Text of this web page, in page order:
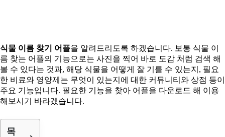
식물 이름 찾기 어플을 알려드리도록 하겠습니다. 보통 식물 이
름 찾는 어플의 기능으로는 사진을 찍어 바로 도감 처럼 검색 해
볼 수 있다는 것과, 해당 식물을 어떻게 잘 기를 수 있는지, 필요
한 비료와 영양제는 무엇이 있는지에 대한 커뮤니티와 상점 등이
주요 기능입니다. 필요한 기능을 찾아 어플을 다운로드 해 이용
해보시기 바라겠습니다.
목